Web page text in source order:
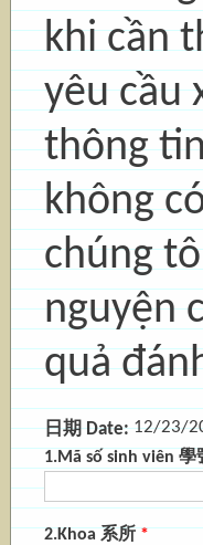
khi cần
yêu cầu
thông
không
chúng
nguyện
quả
日期 Date:12/23/
1.Mã số sinh viên
2.Khoa 系所 *